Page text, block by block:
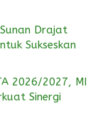
Drajat
Sukseskan
2026/2027, MI
Sinergi